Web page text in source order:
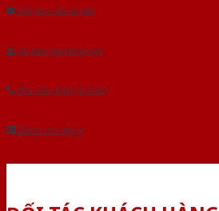
Gửi yêu cầu tư vấn
Tải báo giá tổng hợp
Yêu cầu gọi lại (3 phút)
Dành cho đại lý